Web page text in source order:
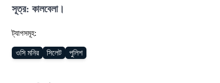
সূত্র: কালবেলা।
ট্যাগসমূহ:
ওসি মনির সিলেট পুলিশ